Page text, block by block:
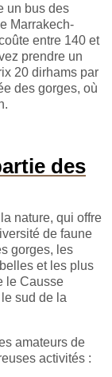
un bus des
Marrakech-
entre 140 et
prendre un
20 dirhams par
des gorges, où
des
nature, qui offre
de faune
gorges, les
et les plus
le Causse
sud de la
amateurs de
activités :